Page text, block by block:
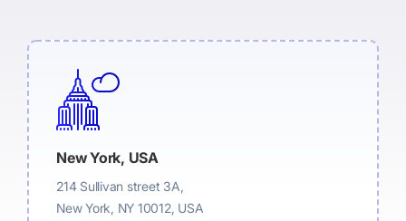
New York, USA
214 Sullivan street 3A,
New York, NY 10012, USA